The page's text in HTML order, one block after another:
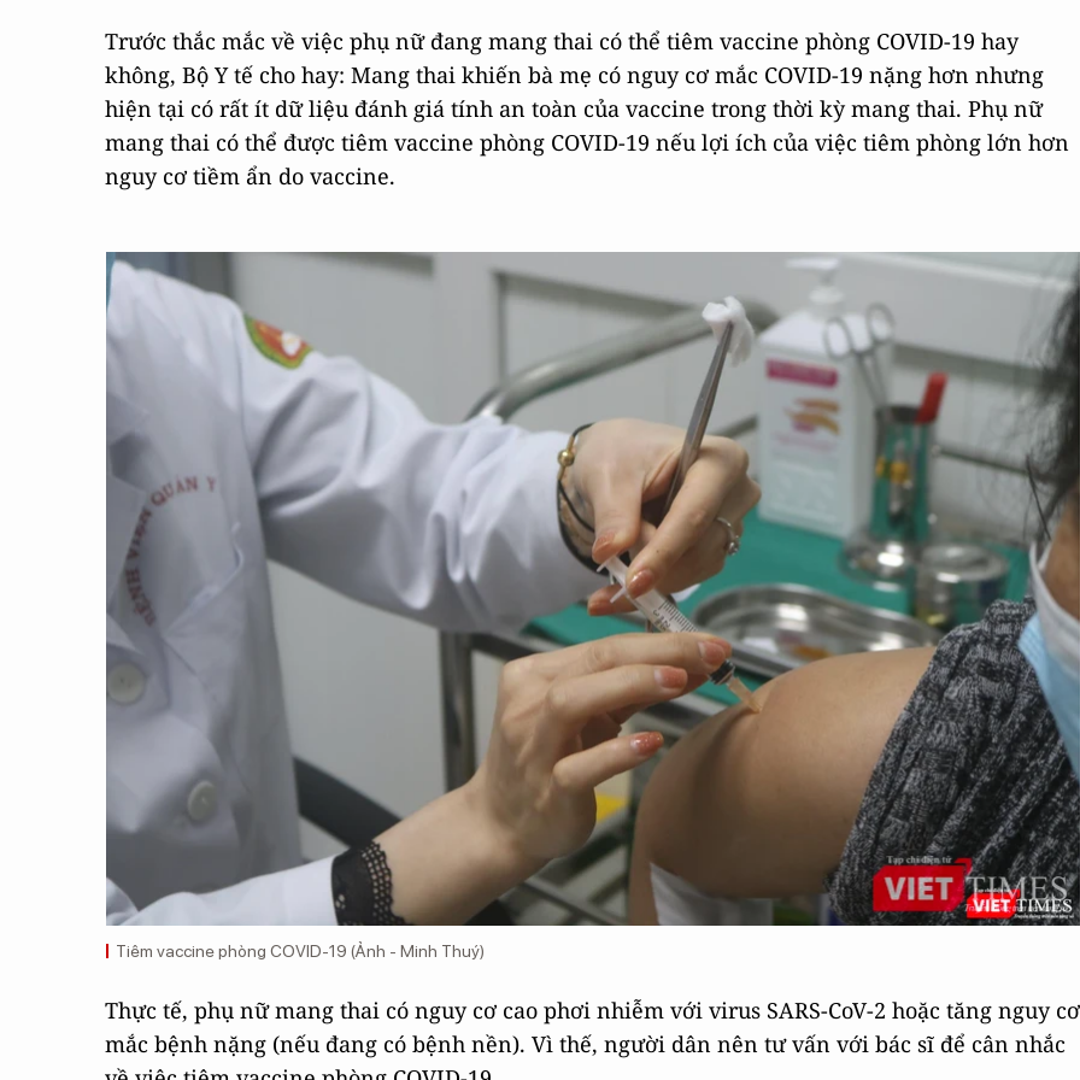
Trước thắc mắc về việc phụ nữ đang mang thai có thể tiêm vaccine phòng COVID-19 hay
không, Bộ Y tế cho hay: Mang thai khiến bà mẹ có nguy cơ mắc COVID-19 nặng hơn nhưng
hiện tại có rất ít dữ liệu đánh giá tính an toàn của vaccine trong thời kỳ mang thai. Phụ nữ
mang thai có thể được tiêm vaccine phòng COVID-19 nếu lợi ích của việc tiêm phòng lớn hơn
nguy cơ tiềm ẩn do vaccine.
Tiêm vaccine phòng COVID-19 (Ảnh - Minh Thuý)
Thực tế, phụ nữ mang thai có nguy cơ cao phơi nhiễm với virus SARS-CoV-2 hoặc tăng nguy cơ
mắc bệnh nặng (nếu đang có bệnh nền). Vì thế, người dân nên tư vấn với bác sĩ để cân nhắc